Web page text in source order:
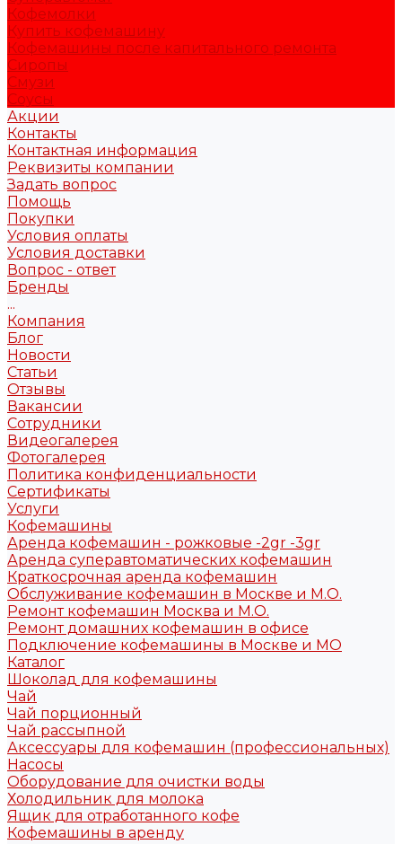
Кофемолки
Купить кофемашину
Кофемашины после капитального ремонта
Сиропы
Смузи
Соусы
Акции
Контакты
Контактная информация
Реквизиты компании
Задать вопрос
Помощь
Покупки
Условия оплаты
Условия доставки
Вопрос - ответ
Бренды
...
Компания
Блог
Новости
Статьи
Отзывы
Вакансии
Сотрудники
Видеогалерея
Фотогалерея
Политика конфиденциальности
Сертификаты
Услуги
Кофемашины
Аренда кофемашин - рожковые -2gr -3gr
Аренда суперавтоматических кофемашин
Краткосрочная аренда кофемашин
Обслуживание кофемашин в Москве и М.О.
Ремонт кофемашин Москва и М.О.
Ремонт домашних кофемашин в офисе
Подключение кофемашины в Москве и МО
Каталог
Шоколад для кофемашины
Чай
Чай порционный
Чай рассыпной
Аксессуары для кофемашин (профессиональных)
Насосы
Оборудование для очистки воды
Холодильник для молока
Ящик для отработанного кофе
Кофемашины в аренду